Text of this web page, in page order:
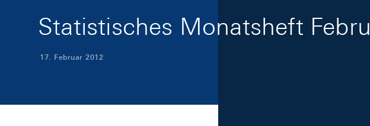
Statistisches Monatsheft
17. Februar 2012